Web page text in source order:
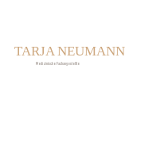
TARJA NEUMANN
Medizinische Fachangestellte